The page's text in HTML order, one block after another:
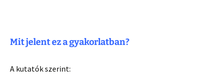
Mit jelent ez a gyakorlatban?
A kutatók szerint: